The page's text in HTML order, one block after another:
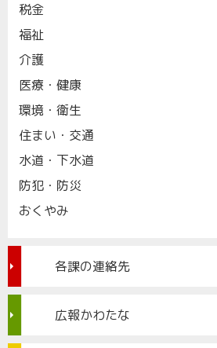
税金
福祉
介護
医療・健康
環境・衛生
住まい・交通
水道・下水道
防犯・防災
おくやみ
各課の連絡先
広報かわたな